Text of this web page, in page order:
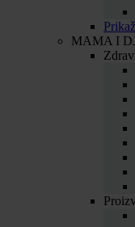
MAMA I